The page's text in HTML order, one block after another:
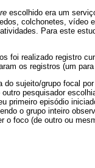
escolhido era um
colchonetes, vídeo
Para este
foi realizado registro
os registros (um
do sujeito/grupo focal
pesquisador
primeiro episódio
o grupo inteiro
o foco (de outro ou